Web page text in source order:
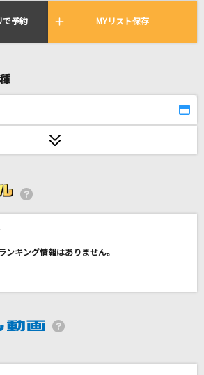
イムで歌われている曲の一覧
で予約 MYリスト保存